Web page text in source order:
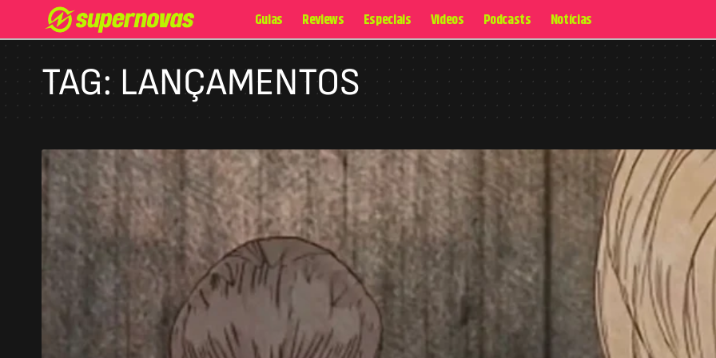
Guias Reviews Especiais Videos Podcasts Notícias
TAG:LANÇAMENTOS